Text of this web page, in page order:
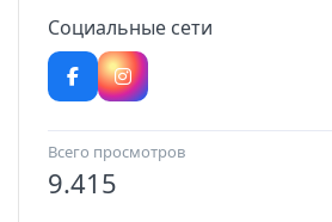
Социальные сети
Всего просмотров
9.415